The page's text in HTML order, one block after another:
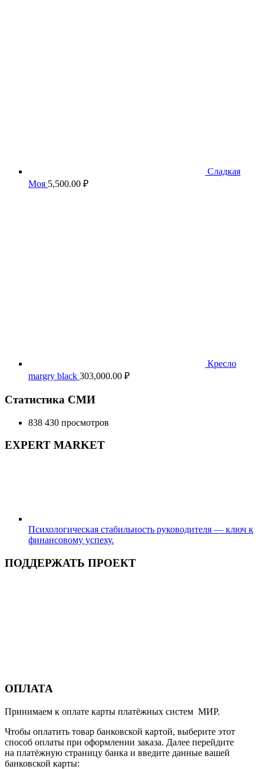
Сладкая
Моя 5,500.00 ₽
Кресло
margry black 303,000.00 ₽
Статистика СМИ
838 430 просмотров
EXPERT MARKET
Психологическая стабильность руководителя — ключ к
финансовому успеху.
ПОДДЕРЖАТЬ ПРОЕКТ
ОПЛАТА
Принимаем к оплате карты платёжных систем МИР.
Чтобы оплатить товар банковской картой, выберите этот
способ оплаты при оформлении заказа. Далее перейдите
на платёжную страницу банка и введите данные вашей
банковской карты: